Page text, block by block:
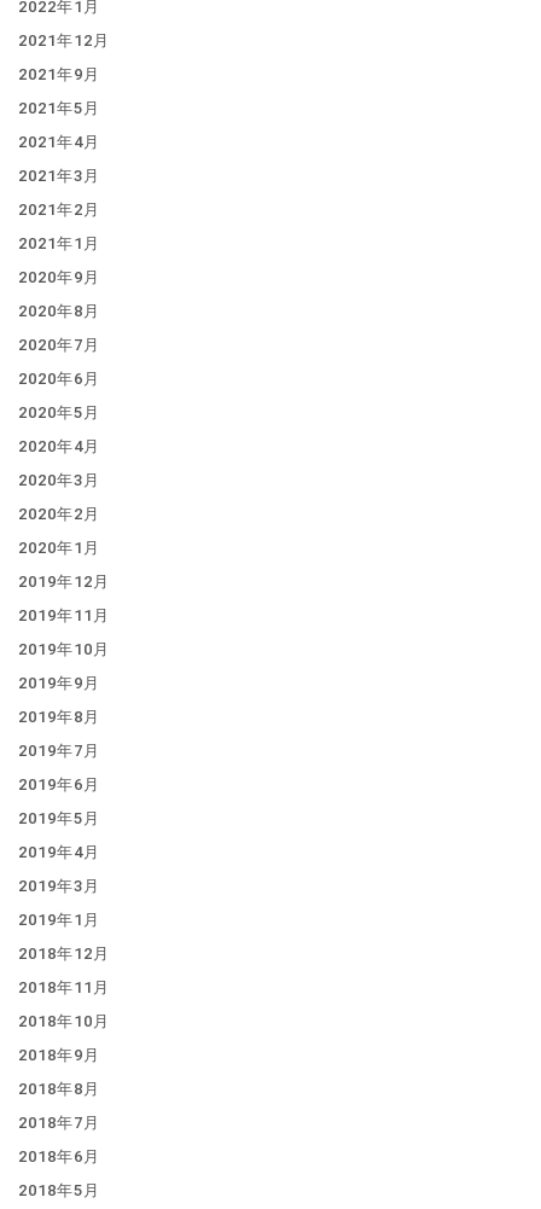
2022年1月
2021年12月
2021年9月
2021年5月
2021年4月
2021年3月
2021年2月
2021年1月
2020年9月
2020年8月
2020年7月
2020年6月
2020年5月
2020年4月
2020年3月
2020年2月
2020年1月
2019年12月
2019年11月
2019年10月
2019年9月
2019年8月
2019年7月
2019年6月
2019年5月
2019年4月
2019年3月
2019年1月
2018年12月
2018年11月
2018年10月
2018年9月
2018年8月
2018年7月
2018年6月
2018年5月